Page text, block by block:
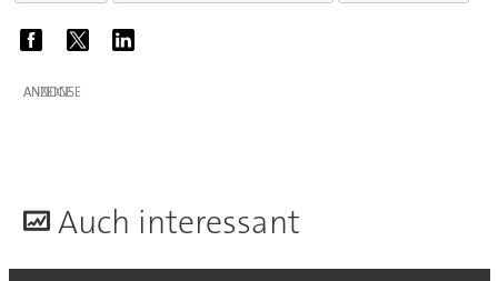
ANZEIGE
Auch interessant